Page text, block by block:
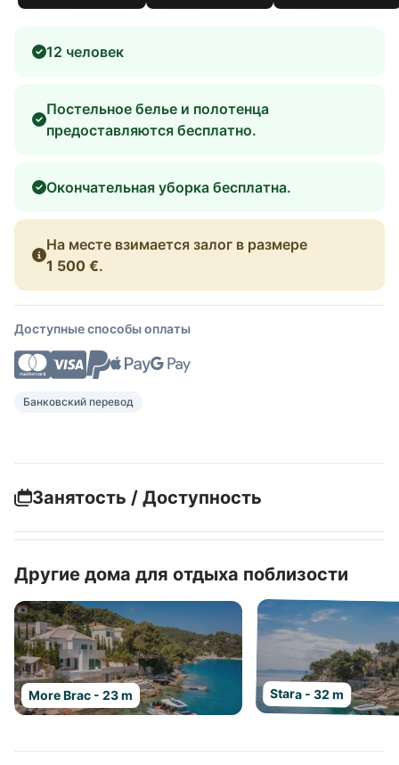
12 человек
Постельное белье и полотенца
предоставляются бесплатно.
Окончательная уборка бесплатна.
На месте взимается залог в размере
1 500 €.
Доступные способы оплаты
Банковский перевод
Занятость / Доступность
Другие дома для отдыха поблизости
More Brac - 23 m Stara - 32 m